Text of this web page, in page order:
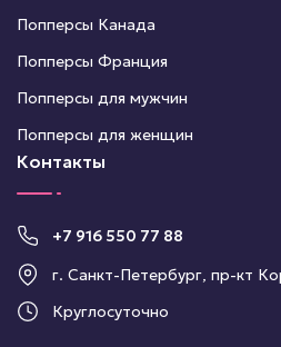
Попперсы Канада
Попперсы Франция
Попперсы для мужчин
Попперсы для женщин
Контакты
+7 916 550 77 88
г. Санкт-Петербург, пр-кт
Круглосуточно